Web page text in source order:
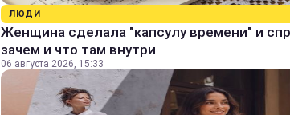
ЛЮДИ
Женщина сделала "капсулу времени" и
зачем и что там внутри
06 августа 2026, 15:33